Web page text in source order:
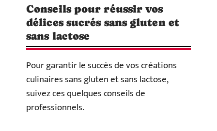
Conseils pour réussir vos
délices sucrés sans gluten et
sans lactose
Pour garantir le succès de vos créations
culinaires sans gluten et sans lactose,
suivez ces quelques conseils de
professionnels.